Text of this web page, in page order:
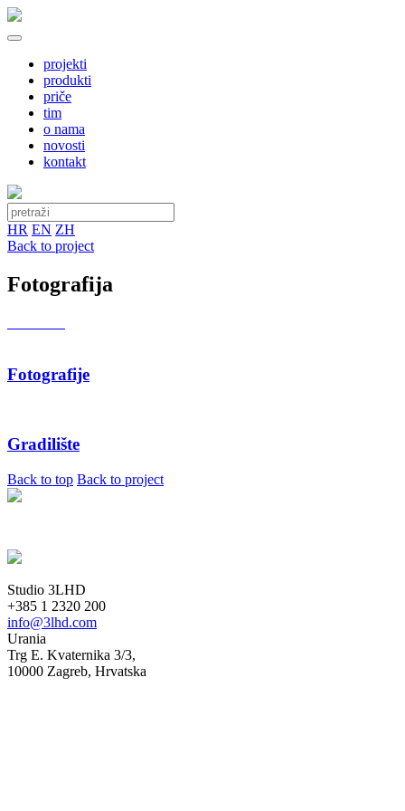
projekti
produkti
priče
tim
o nama
novosti
kontakt
HR EN ZH
Back to project
Fotografija
Fotografije
Gradilište
Back to top Back to project
Studio 3LHD
+385 1 2320 200
info@3lhd.com
Urania
Trg E. Kvaternika 3/3,
10000 Zagreb, Hrvatska